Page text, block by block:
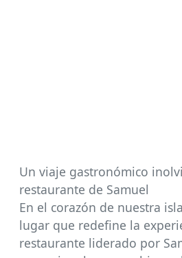
Un viaje gastronómico
restaurante de Samuel
En el corazón de nuestra
lugar que redefine la
restaurante liderado por